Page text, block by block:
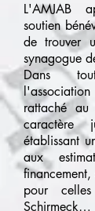
L'AMJAB
soutien
de trouver
synagogue
Dans
rattaché
établissant
aux
pour
Schirmeck…